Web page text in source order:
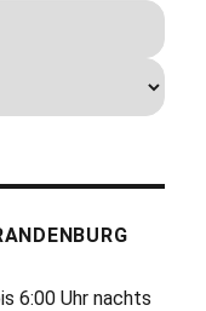
6:00 Uhr nachts